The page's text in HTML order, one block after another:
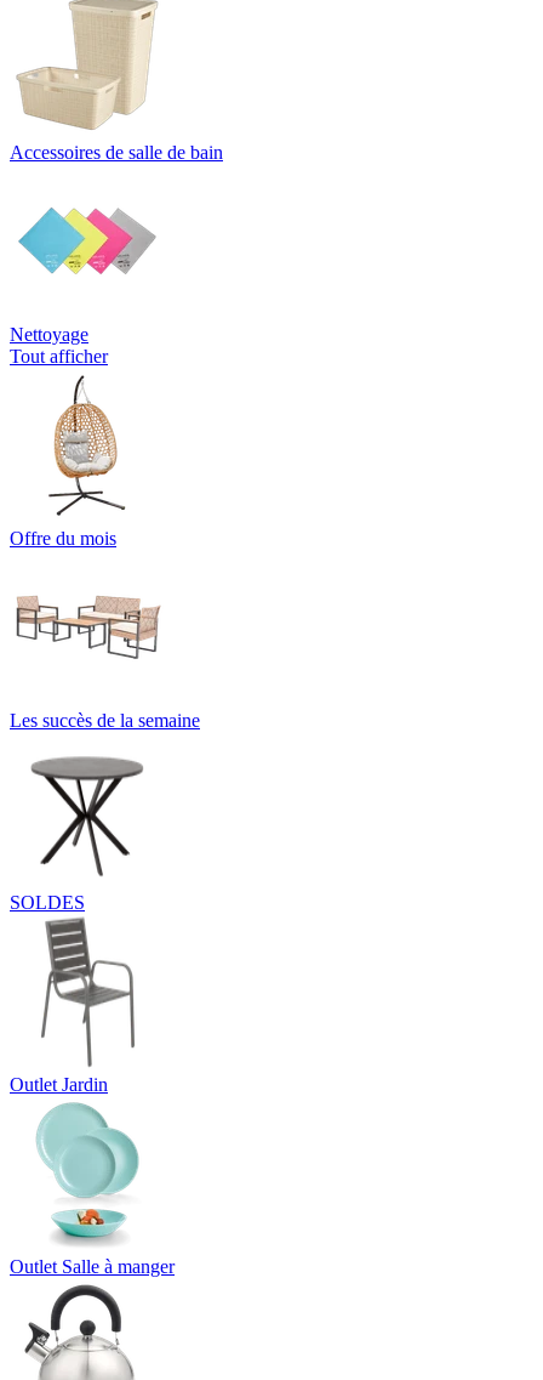
Accessoires de salle de bain
Nettoyage
Tout afficher
Offre du mois
Les succès de la semaine
SOLDES
Outlet Jardin
Outlet Salle à manger